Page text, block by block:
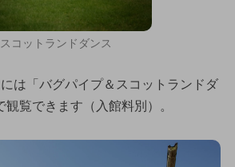
スコットランドダンス
は「バグパイプ＆スコットランドダ
覧できます（入館料別）。